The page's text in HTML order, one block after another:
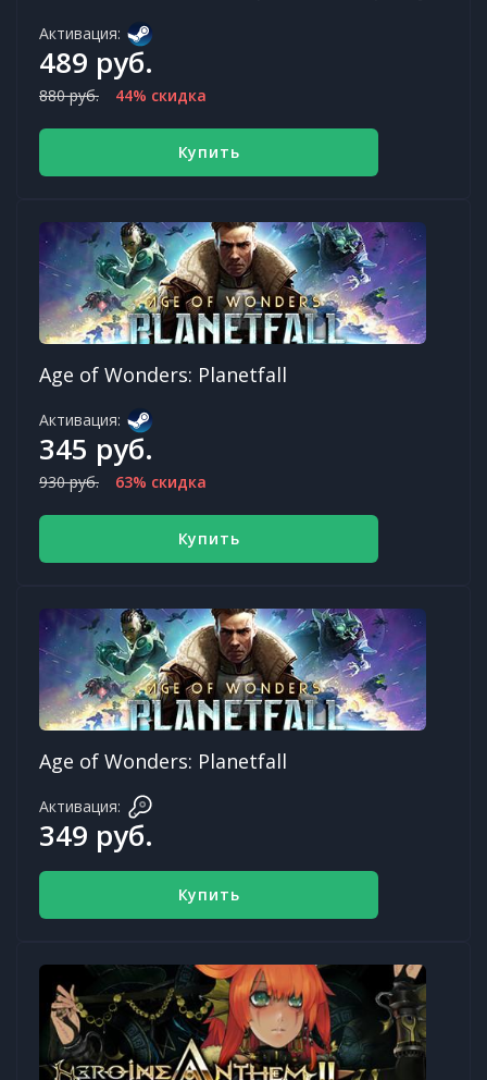
Активация:
489 руб.
880 руб. 44% скидка
Купить
Age of Wonders: Planetfall
Активация:
345 руб.
930 руб. 63% скидка
Купить
Age of Wonders: Planetfall
Активация:
349 руб.
Купить